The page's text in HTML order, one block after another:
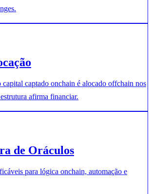
capital captado onchain é alocado offchain nos
afirma financiar.
de Oráculos
para lógica onchain, automação e